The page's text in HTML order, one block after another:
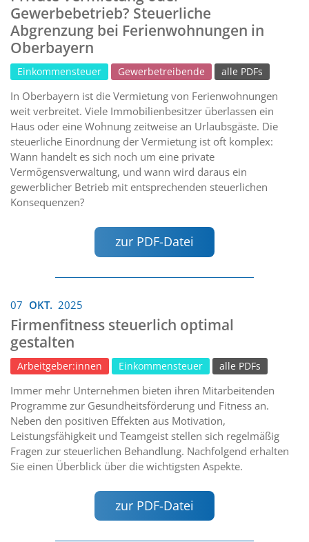
Gewerbebetrieb? Steuerliche
Abgrenzung bei Ferienwohnungen in
Oberbayern
Einkommensteuer Gewerbetreibende alle PDFs
In Oberbayern ist die Vermietung von Ferienwohnungen
weit verbreitet. Viele Immobilienbesitzer überlassen ein
Haus oder eine Wohnung zeitweise an Urlaubsgäste. Die
steuerliche Einordnung der Vermietung ist oft komplex:
Wann handelt es sich noch um eine private
Vermögensverwaltung, und wann wird daraus ein
gewerblicher Betrieb mit entsprechenden steuerlichen
Konsequenzen?
zur PDF-Datei
07 OKT. 2025
Firmenfitness steuerlich optimal
gestalten
Arbeitgeber:innen Einkommensteuer alle PDFs
Immer mehr Unternehmen bieten ihren Mitarbeitenden
Programme zur Gesundheitsförderung und Fitness an.
Neben den positiven Effekten aus Motivation,
Leistungsfähigkeit und Teamgeist stellen sich regelmäßig
Fragen zur steuerlichen Behandlung. Nachfolgend erhalten
Sie einen Überblick über die wichtigsten Aspekte.
zur PDF-Datei